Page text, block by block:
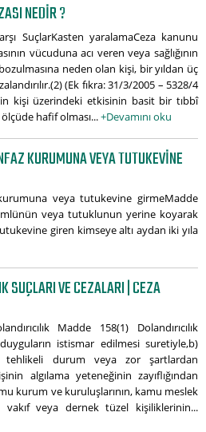
NEDIR ?
SuçlarKasten yaralamaCeza kanunu
vücuduna acı veren veya sağlığının
neden olan kişi, bir yıldan üç
(Ek fıkra: 31/3/2005 – 5328/4
kişi üzerindeki etkisinin basit bir tıbbî
hafif olması...+Devamını oku
KURUMUNA VEYA TUTUKEVINE
veya tutukevine girmeMadde
veya tutuklunun yerine koyarak
giren kimseye altı aydan iki yıla
SUÇLARI VE CEZALARI | CEZA
Madde 158(1) Dolandırıcılık
istismar edilmesi suretiyle,b)
tehlikeli durum veya zor şartlardan
algılama yeteneğinin zayıflığından
kurum ve kuruluşlarının, kamu meslek
vakıf veya dernek tüzel kişiliklerinin...